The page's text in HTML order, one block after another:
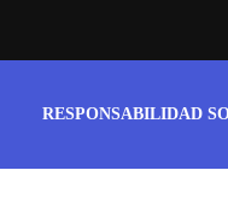
RESPONSABILIDAD